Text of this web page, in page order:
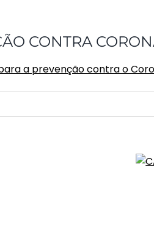
CONTRA
a prevenção contra o